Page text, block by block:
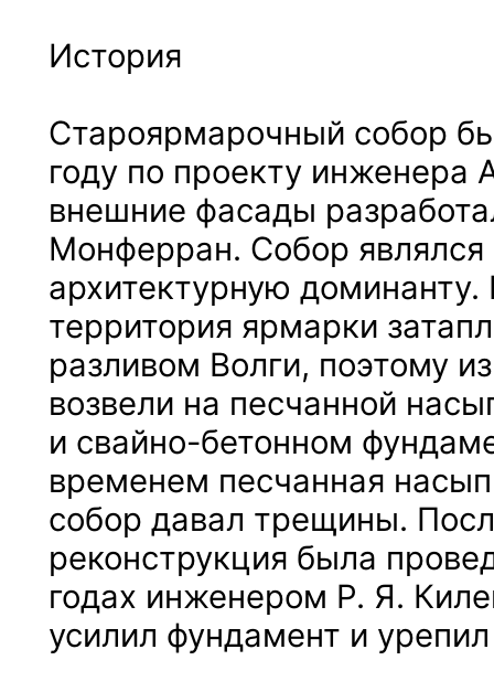
История
Староярмарочный собор
году по проекту инженера
внешние фасады
Монферран. Собор
архитектурную доминанту.
территория ярмарки
разливом Волги, поэтому
возвели на песчанной
и свайно-бетонном
временем песчанная
собор давал трещины.
реконструкция была
годах инженером Р. Я.
усилил фундамент и